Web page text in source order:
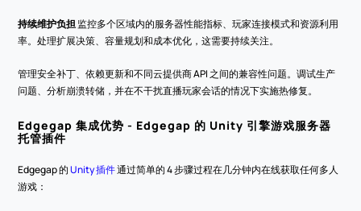
持续维护负担 监控多个区域内的服务器性能指标、玩家连接模式和资源利用
率。处理扩展决策、容量规划和成本优化，这需要持续关注。
管理安全补丁、依赖更新和不同云提供商 API 之间的兼容性问题。调试生产
问题、分析崩溃转储，并在不干扰直播玩家会话的情况下实施热修复。
Edgegap 集成优势 - Edgegap 的 Unity 引擎游戏服务器
托管插件
Edgegap 的 Unity 插件 通过简单的 4 步骤过程在几分钟内在线获取任何多人
游戏：